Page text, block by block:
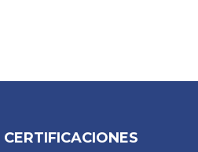
CERTIFICACIONES